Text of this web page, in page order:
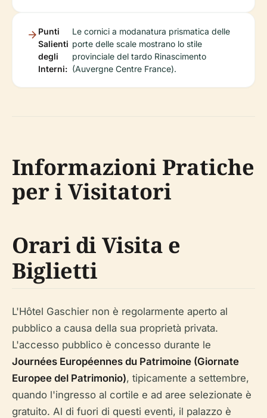
Punti
Salienti
degli
Interni:
Le cornici a modanatura prismatica delle
porte delle scale mostrano lo stile
provinciale del tardo Rinascimento
(Auvergne Centre France).
Informazioni Pratiche
per i Visitatori
Orari di Visita e
Biglietti
L'Hôtel Gaschier non è regolarmente aperto al
pubblico a causa della sua proprietà privata.
L'accesso pubblico è concesso durante le
Journées Européennes du Patrimoine (Giornate
Europee del Patrimonio), tipicamente a settembre,
quando l'ingresso al cortile e ad aree selezionate è
gratuito. Al di fuori di questi eventi, il palazzo è